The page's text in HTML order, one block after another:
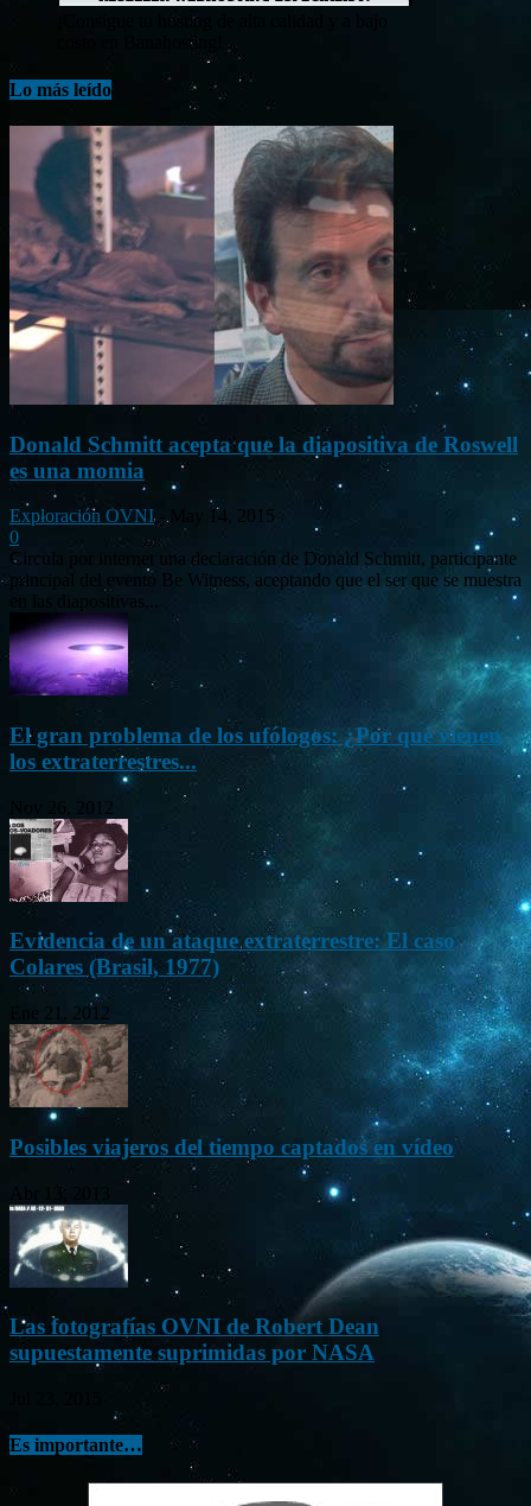
¡Consigue tu hosting de alta calidad y a bajo
costo en Banahosting!
Lo más leído
Donald Schmitt acepta que la diapositiva de Roswell
es una momia
Exploración OVNI -
May 14, 2015
0
Circula por internet una declaración de Donald Schmitt, participante
principal del evento Be Witness, aceptando que el ser que se muestra
en las diapositivas...
El gran problema de los ufólogos: ¿Por qué vienen
los extraterrestres...
Nov 26, 2012
Evidencia de un ataque extraterrestre: El caso
Colares (Brasil, 1977)
Ene 21, 2012
Posibles viajeros del tiempo captados en vídeo
Las fotografías OVNI de Robert Dean
supuestamente suprimidas por NASA
Es importante…